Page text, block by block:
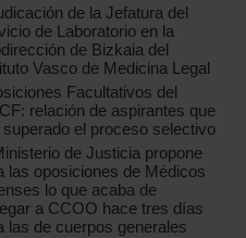
de la Jefatura del
de Laboratorio en la
de Bizkaia del
Vasco de Medicina Legal
Facultativos del
relación de aspirantes que
superado el proceso selectivo
de Justicia propone
las oposiciones de Médicos
lo que acaba de
a CCOO hace tres días
las de cuerpos generales